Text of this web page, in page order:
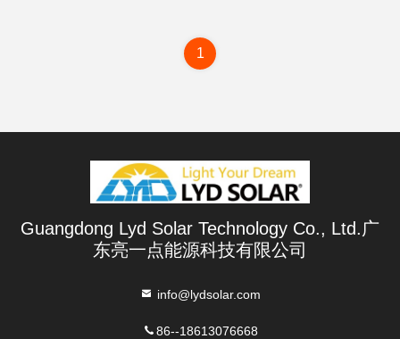
1
Guangdong Lyd Solar Technology Co., Ltd.广
东亮一点能源科技有限公司
info@lydsolar.com
86--18613076668